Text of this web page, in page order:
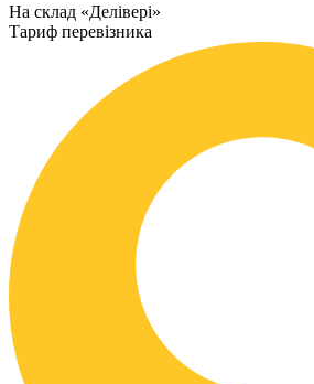
На склад «Делівері»
Тариф перевізника